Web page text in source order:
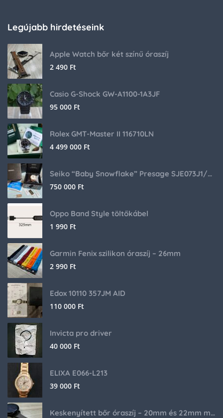
Legújabb hirdetéseink
Apple Watch bőr két színű óraszíj
2 490 Ft
Casio G-Shock GW-A1100-1A3JF
95 000 Ft
Rolex GMT-Master II 116710LN
4 499 000 Ft
Seiko “Baby Snowflake” Presage SJE073J1/SARA015 Limited Edition
750 000 Ft
Oppo Band Style töltőkábel
1 990 Ft
Garmin Fenix szilikon óraszíj – 26mm
2 990 Ft
Edox 10110 357JM AID
110 000 Ft
Invicta pro driver
40 000 Ft
ELIXA E066-L213
39 000 Ft
Keskenyített bőr óraszíj – 20mm és 22mm méretben